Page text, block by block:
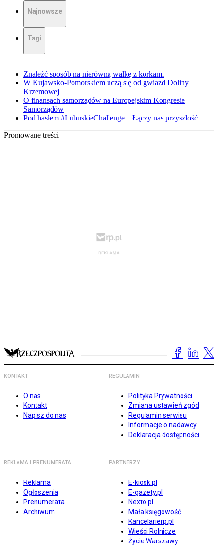
Najnowsze
Tagi
Znaleźć sposób na nierówną walkę z korkami
W Kujawsko-Pomorskiem uczą się od gwiazd Doliny
Krzemowej
O finansach samorządów na Europejskim Kongresie
Samorządów
Pod hasłem #LubuskieChallenge – Łączy nas przyszłość
Promowane treści
KONTAKT
O nas
Kontakt
Napisz do nas
REGULAMIN
Polityka Prywatności
Zmiana ustawień zgód
Regulamin serwisu
Informacje o nadawcy
Deklaracja dostępności
REKLAMA I PRENUMERATA
Reklama
Ogłoszenia
Prenumerata
Archiwum
PARTNERZY
E-kiosk.pl
E-gazety.pl
Nexto.pl
Mała księgowość
Kancelarierp.pl
Wieści Rolnicze
Życie Warszawy